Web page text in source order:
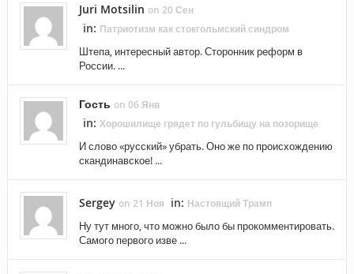
Juri Motsilin on 20 Сен
in: Патриотизм как стокгольмский синдром
Штепа, интересный автор. Сторонник реформ в
России. ...
Гость on 06 Янв
in: Хорошилище грядет по гульбищу на позорище
И слово «русский» убрать. Оно же по происхождению
скандинавское! ...
Sergey on 21 Ноя in: Настоящий Трамп
Ну тут много, что можно было бы прокомментировать.
Самого первого изве ...